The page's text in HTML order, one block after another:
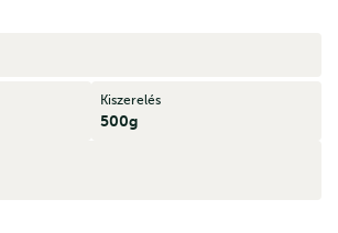
Kiszerelés
500g